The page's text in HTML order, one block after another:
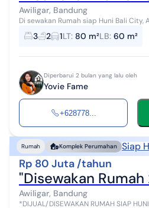
Awiligar, Bandung
Di sewakan Rumah siap Huni Bali City,
Lb 60 m² 3 KT 2 KM Carport Air artesis komplek Kitchen set Hrga
60JT / ...
3 2 1LT: 80 m²LB: 60 m²
Diperbarui 2 bulan yang lalu oleh
Yovie Fame
+628778...
Rumah Komplek Perumahan Siap
Rp 80 Juta /tahun
"Disewakan
Awiligar, Bandung
*DIJUAL/DISEWAKAN RUMAH SIAP